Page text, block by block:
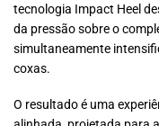
tecnologia Impact Heel
da pressão sobre o
simultaneamente
coxas.
O resultado é uma